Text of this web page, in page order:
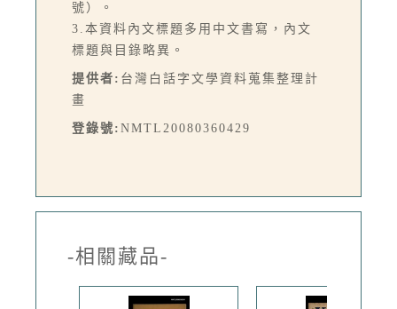
號）。
3.本資料內文標題多用中文書寫，內文
標題與目錄略異。
提供者: 台灣白話字文學資料蒐集整理計
畫
登錄號: NMTL20080360429
-相關藏品-